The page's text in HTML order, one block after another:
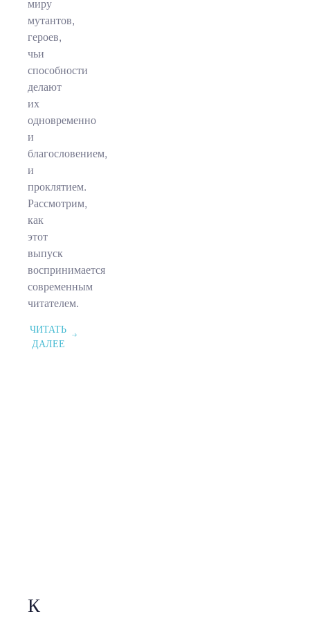
миру
мутантов,
героев,
чьи
способности
делают
их
одновременно
и
благословением,
и
проклятием.
Рассмотрим,
как
этот
выпуск
воспринимается
современным
читателем.
ЧИТАТЬ
ДАЛЕЕ
К